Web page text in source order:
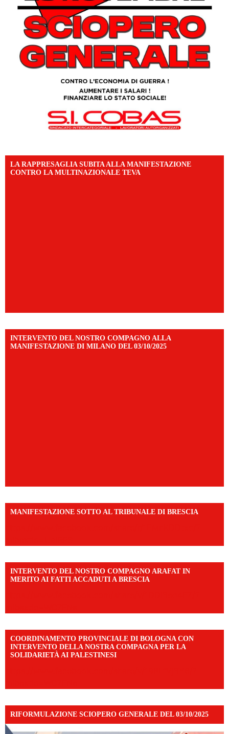
LA RAPPRESAGLIA SUBITA ALLA MANIFESTAZIONE
CONTRO LA MULTINAZIONALE TEVA
INTERVENTO DEL NOSTRO COMPAGNO ALLA
MANIFESTAZIONE DI MILANO DEL 03/10/2025
MANIFESTAZIONE SOTTO AL TRIBUNALE DI BRESCIA
INTERVENTO DEL NOSTRO COMPAGNO ARAFAT IN
MERITO AI FATTI ACCADUTI A BRESCIA
COORDINAMENTO PROVINCIALE DI BOLOGNA CON
INTERVENTO DELLA NOSTRA COMPAGNA PER LA
SOLIDARIETÀ AI PALESTINESI
RIFORMULAZIONE SCIOPERO GENERALE DEL 03/10/2025